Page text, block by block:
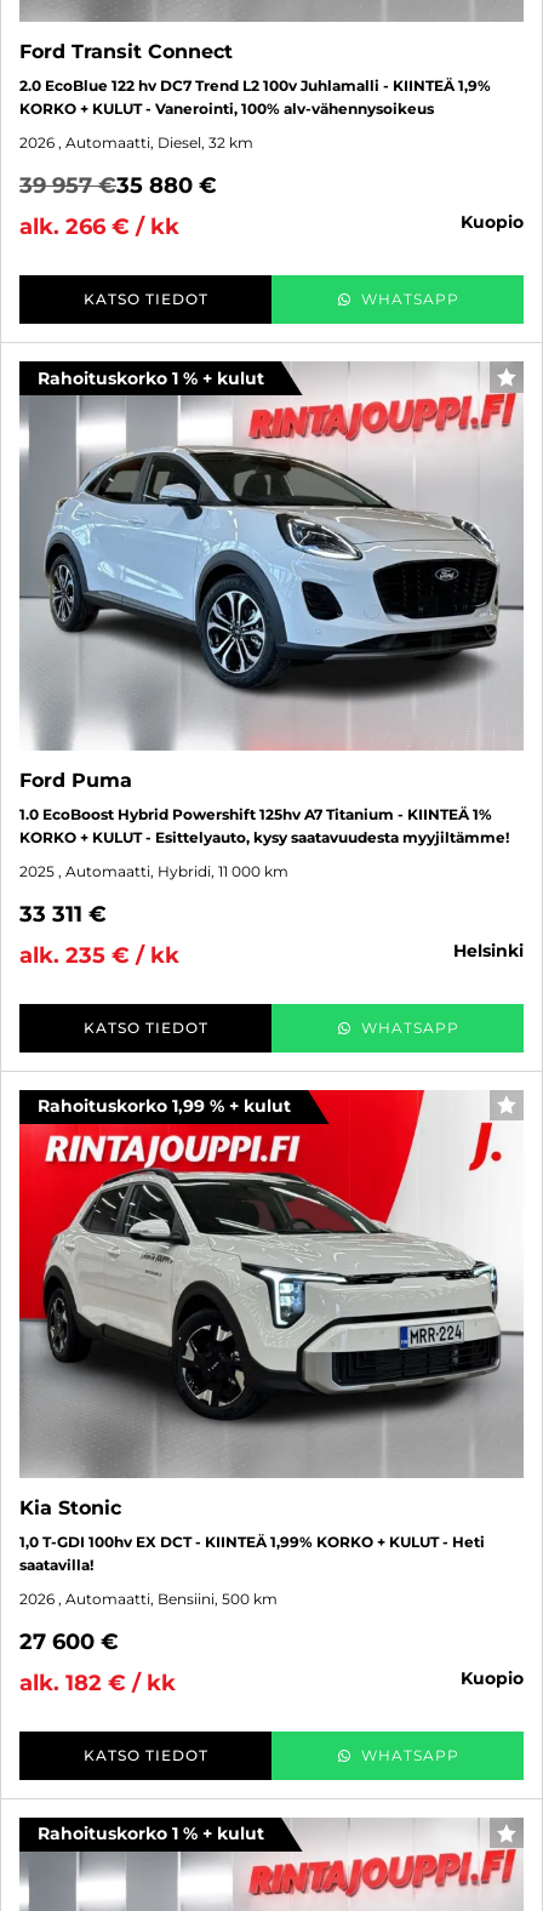
Ford Transit Connect
2.0 EcoBlue 122 hv DC7 Trend L2 100v Juhlamalli - KIINTEÄ 1,9%
KORKO + KULUT - Vanerointi, 100% alv-vähennysoikeus
2026 , Automaatti, Diesel, 32 km
39 957 €35 880 €
alk. 266 € / kk
kuopio
KATSO TIEDOT WHATSAPP
Rahoituskorko 1 % + kulut
Ford Puma
1.0 EcoBoost Hybrid Powershift 125hv A7 Titanium - KIINTEÄ 1%
KORKO + KULUT - Esittelyauto, kysy saatavuudesta myyjiltämme!
2025 , Automaatti, Hybridi, 11 000 km
33 311 €
alk. 235 € / kk
helsinki
KATSO TIEDOT WHATSAPP
Rahoituskorko 1,99 % + kulut
Kia Stonic
1,0 T-GDI 100hv EX DCT - KIINTEÄ 1,99% KORKO + KULUT - Heti
saatavilla!
2026 , Automaatti, Bensiini, 500 km
27 600 €
alk. 182 € / kk
kuopio
KATSO TIEDOT WHATSAPP
Rahoituskorko 1 % + kulut